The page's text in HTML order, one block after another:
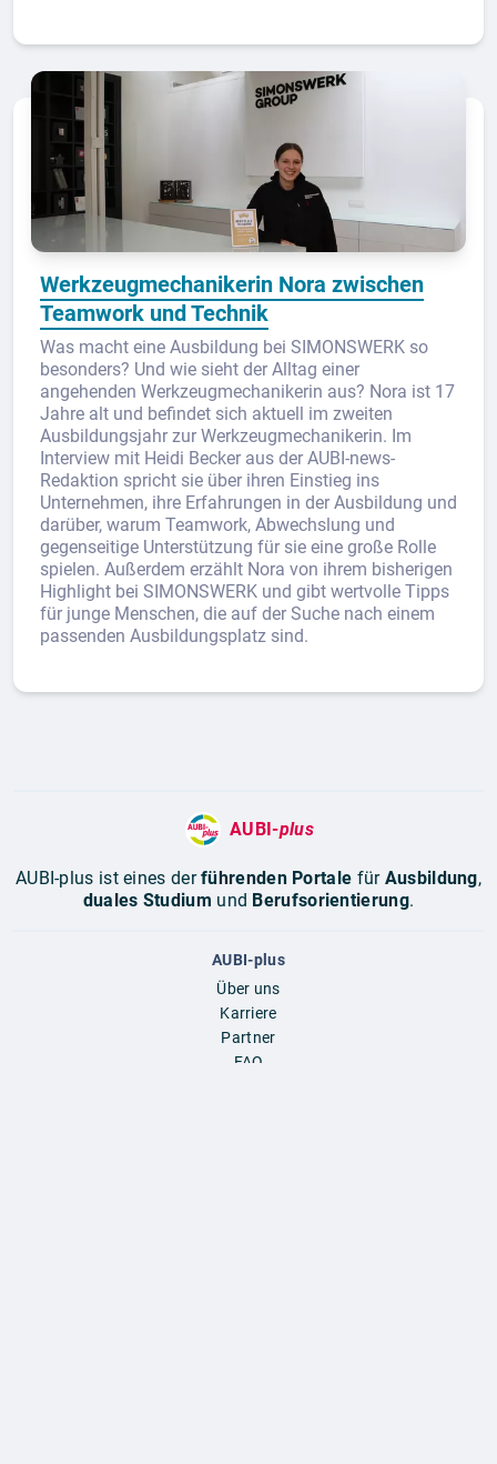
Werkzeugmechanikerin Nora zwischen
Teamwork und Technik
Was macht eine Ausbildung bei SIMONSWERK so
besonders? Und wie sieht der Alltag einer
angehenden Werkzeugmechanikerin aus? Nora ist 17
Jahre alt und befindet sich aktuell im zweiten
Ausbildungsjahr zur Werkzeugmechanikerin. Im
Interview mit Heidi Becker aus der AUBI-news-
Redaktion spricht sie über ihren Einstieg ins
Unternehmen, ihre Erfahrungen in der Ausbildung und
darüber, warum Teamwork, Abwechslung und
gegenseitige Unterstützung für sie eine große Rolle
spielen. Außerdem erzählt Nora von ihrem bisherigen
Highlight bei SIMONSWERK und gibt wertvolle Tipps
für junge Menschen, die auf der Suche nach einem
passenden Ausbildungsplatz sind.
AUBI-plus
AUBI-plus ist eines derführenden Portale für Ausbildung,
duales Studium und Berufsorientierung.
AUBI-plus
Über uns
Karriere
Partner
FAQ